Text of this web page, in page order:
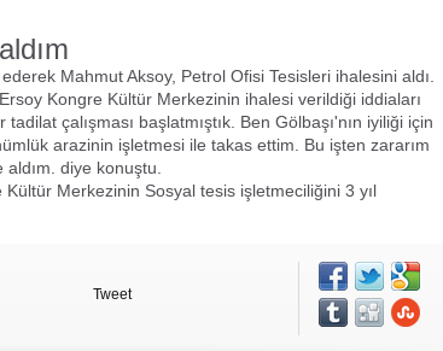
Mahmut Aksoy, Petrol Ofisi Tesisleri ihalesini aldı.
Kongre Kültür Merkezinin ihalesi verildiği iddiaları
çalışması başlatmıştık. Ben Gölbaşı'nın iyiliği için
arazinin işletmesi ile takas ettim. Bu işten zararım
diye konuştu.
Merkezinin Sosyal tesis işletmeciliğini 3 yıl
Tweet